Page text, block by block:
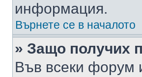
информация.
Върнете се в началото
» Защо получих
Във всеки форум